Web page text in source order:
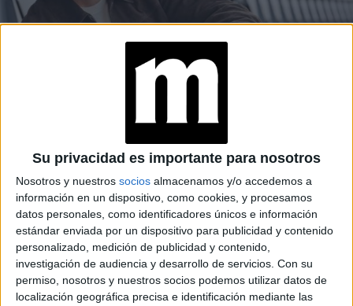
Su privacidad es importante para nosotros
Nosotros y nuestros socios almacenamos y/o accedemos a
información en un dispositivo, como cookies, y procesamos
datos personales, como identificadores únicos e información
estándar enviada por un dispositivo para publicidad y contenido
personalizado, medición de publicidad y contenido,
investigación de audiencia y desarrollo de servicios. Con su
permiso, nosotros y nuestros socios podemos utilizar datos de
localización geográfica precisa e identificación mediante las
BOSS Bottled Beyond: dos
cócteles para vivir la dualidad
de la nueva fragancia
masculina
Espacio Publicitario